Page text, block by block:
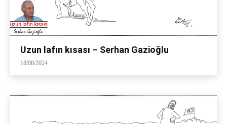
Uzun lafın kısası – Serhan Gazioğlu
18/08/2024